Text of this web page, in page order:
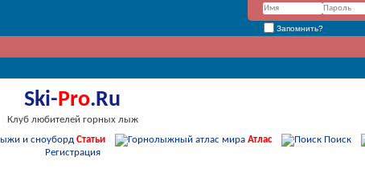
Запомнить?
Ski-Pro.Ru
Клуб любителей горных лыж
Статьи Атлас Поиск
Регистрация